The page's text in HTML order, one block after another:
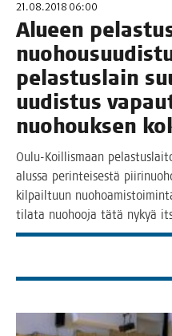
21.08.2018 06:00
Alu­een
pelas­tus­lain
uudis­tus
nuo­houk­sen
Oulu-Koil­­lis­­maan
alus­sa perin­tei­ses­tä
kil­pail­tuun
tila­ta nuo­hoo­ja tätä nykyä